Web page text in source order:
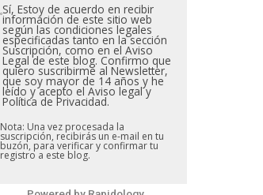
Sí, Estoy de acuerdo en recibir
información de este sitio web
según las condiciones legales
especificadas tanto en la sección
Suscripción, como en el Aviso
Legal de este blog. Confirmo que
quiero suscribirme al Newsletter,
que soy mayor de 14 años y he
leído y acepto el Aviso legal y
Política de Privacidad.
Nota: Una vez procesada la
suscripción, recibirás un e-mail en tu
buzón, para verificar y confirmar tu
registro a este blog.